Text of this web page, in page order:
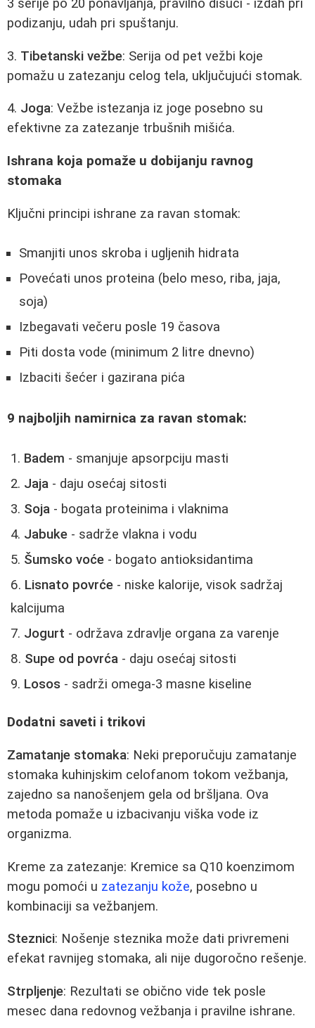
3 serije po 20 ponavljanja, pravilno dišući - izdah pri
podizanju, udah pri spuštanju.
3. Tibetanski vežbe: Serija od pet vežbi koje
pomažu u zatezanju celog tela, uključujući stomak.
4. Joga: Vežbe istezanja iz joge posebno su
efektivne za zatezanje trbušnih mišića.
Ishrana koja pomaže u dobijanju ravnog
stomaka
Ključni principi ishrane za ravan stomak:
Smanjiti unos skroba i ugljenih hidrata
Povećati unos proteina (belo meso, riba, jaja,
soja)
Izbegavati večeru posle 19 časova
Piti dosta vode (minimum 2 litre dnevno)
Izbaciti šećer i gazirana pića
9 najboljih namirnica za ravan stomak:
Badem - smanjuje apsorpciju masti
Jaja - daju osećaj sitosti
Soja - bogata proteinima i vlaknima
Jabuke - sadrže vlakna i vodu
Šumsko voće - bogato antioksidantima
Lisnato povrće - niske kalorije, visok sadržaj
kalcijuma
Jogurt - održava zdravlje organa za varenje
Supe od povrća - daju osećaj sitosti
Losos - sadrži omega-3 masne kiseline
Dodatni saveti i trikovi
Zamatanje stomaka: Neki preporučuju zamatanje
stomaka kuhinjskim celofanom tokom vežbanja,
zajedno sa nanošenjem gela od bršljana. Ova
metoda pomaže u izbacivanju viška vode iz
organizma.
Kreme za zatezanje: Kremice sa Q10 koenzimom
mogu pomoći u zatezanju kože, posebno u
kombinaciji sa vežbanjem.
Steznici: Nošenje steznika može dati privremeni
efekat ravnijeg stomaka, ali nije dugoročno rešenje.
Strpljenje: Rezultati se obično vide tek posle
mesec dana redovnog vežbanja i pravilne ishrane.